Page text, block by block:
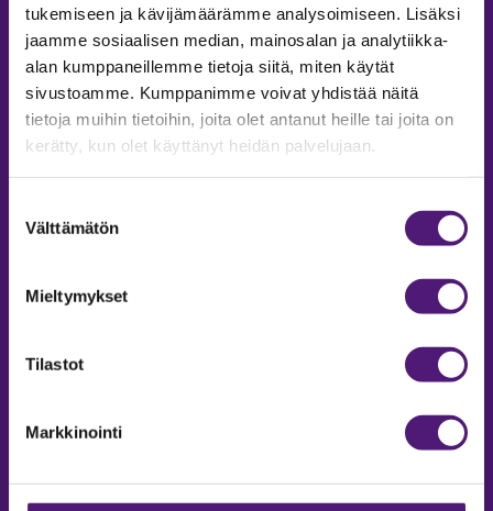
tukemiseen ja kävijämäärämme analysoimiseen. Lisäksi
jaamme sosiaalisen median, mainosalan ja analytiikka-
alan kumppaneillemme tietoja siitä, miten käytät
sivustoamme. Kumppanimme voivat yhdistää näitä
tietoja muihin tietoihin, joita olet antanut heille tai joita on
kerätty, kun olet käyttänyt heidän palvelujaan.
valinta
Välttämätön
Mieltymykset
Tilastot
Markkinointi
MAJOITUS
Tiedustelut & Varaukset
Vastuullisuus